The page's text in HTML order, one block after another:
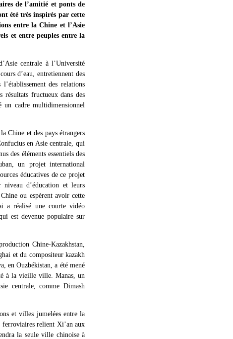
de l’amitié et ponts de
été très inspirés par cette
entre la Chine et l’Asie
et entre peuples entre la
centrale à l’Université
d’eau, entretiennent des
des relations
résultats fructueux dans des
un cadre multidimensionnel
Chine et des pays étrangers
en Asie centrale, qui
des éléments essentiels des
un projet international
éducatives de ce projet
d’éducation et leurs
ou espèrent avoir cette
a réalisé une courte vidéo
est devenue populaire sur
Chine-Kazakhstan,
et du compositeur kazakh
en Ouzbékistan, a été mené
à la vieille ville. Manas, un
centrale, comme Dimash
et villes jumelées entre la
ferroviaires relient Xi’an aux
la seule ville chinoise à